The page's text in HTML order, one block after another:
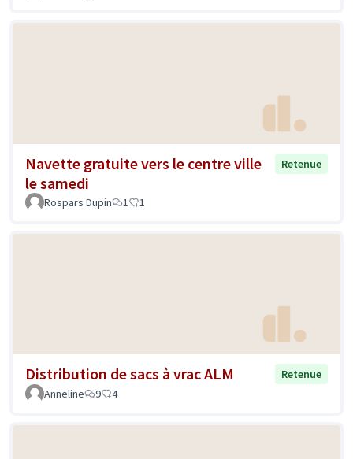
Navette gratuite vers le centre ville
le samedi
Retenue
Rospars Dupin 1 1
Distribution de sacs à vrac ALM
Retenue
Anneline
9 4